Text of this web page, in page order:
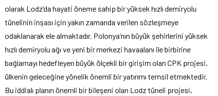
olarak Lodz’da hayati öneme sahip bir yüksek hızlı demiryolu
tünelinin inşası için yakın zamanda verilen sözleşmeye
odaklanarak ele almaktadır. Polonya’nın büyük şehirlerini yüksek
hızlı demiryolu ağı ve yeni bir merkezi havaalanı ile birbirine
bağlamayı hedefleyen büyük ölçekli bir girişim olan CPK projesi,
ülkenin geleceğine yönelik önemli bir yatırımı temsil etmektedir.
Bu iddialı planın önemli bir bileşeni olan Lodz tüneli projesi,